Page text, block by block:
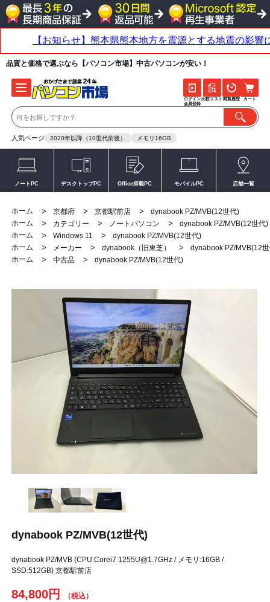
品質と価格で選ぶなら【パソコン市場】中古パソコンが安い！
人気ページ 2020年以降（10世代前後） メモリ16GB
ログイン
会員登録
比較リスト 閲覧履歴 カート
ノートPC デスクトップPC Office搭載PC モバイルPC 店舗一覧
ホーム > 京都府 > 京都駅前店 >
dynabook PZ/MVB(12世代)
ホーム
> カテゴリー > ノートパソコン >
dynabook PZ/MVB(12世代)
ホーム
> Windows 11 >
dynabook PZ/MVB(12世代)
ホーム
> メーカー > dynabook（旧東芝） >
dynabook PZ/MVB(12
ホーム
> 中古品 > dynabook PZ/MVB(12世代)
dynabook PZ/MVB(12世代)
dynabook PZ/MVB (CPU:Corei7 1255U@1.7GHz / メモリ:16GB /
SSD:512GB) 京都駅前店
84,800円